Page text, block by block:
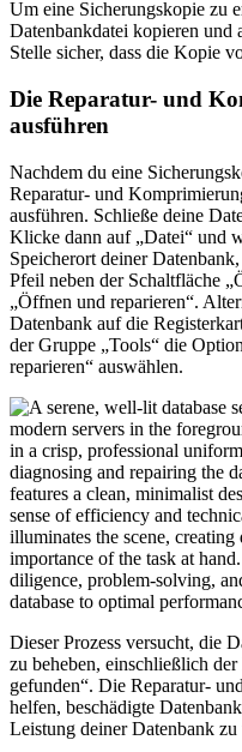
Um eine Sicherungskopie zu
Datenbankdatei kopieren und
Stelle sicher, dass die Kopie
Die Reparatur- und
ausführen
Nachdem du eine
Reparatur- und
ausführen. Schließe deine
Klicke dann auf „Datei“ und
Speicherort deiner
Pfeil neben der Schaltfläche
„Öffnen und reparieren“.
Datenbank auf die
der Gruppe „Tools“ die
reparieren“ auswählen.
Dieser Prozess versucht, die
zu beheben, einschließlich
gefunden“. Die Reparatur-
helfen, beschädigte
Leistung deiner Datenbank zu